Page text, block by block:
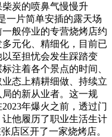
炭的喷鼻气慢慢升
一片简单安插的露天场
般停业的专营烧烤店约
元化、精细化，目前已
至担忧会发生踩踏变
注着各个景点的时间、
态上精耕细做、持续立
的新从业者。这一规
年爆火之前，透过门
他履历了职业生活生计
店区开了一家烧烤店。